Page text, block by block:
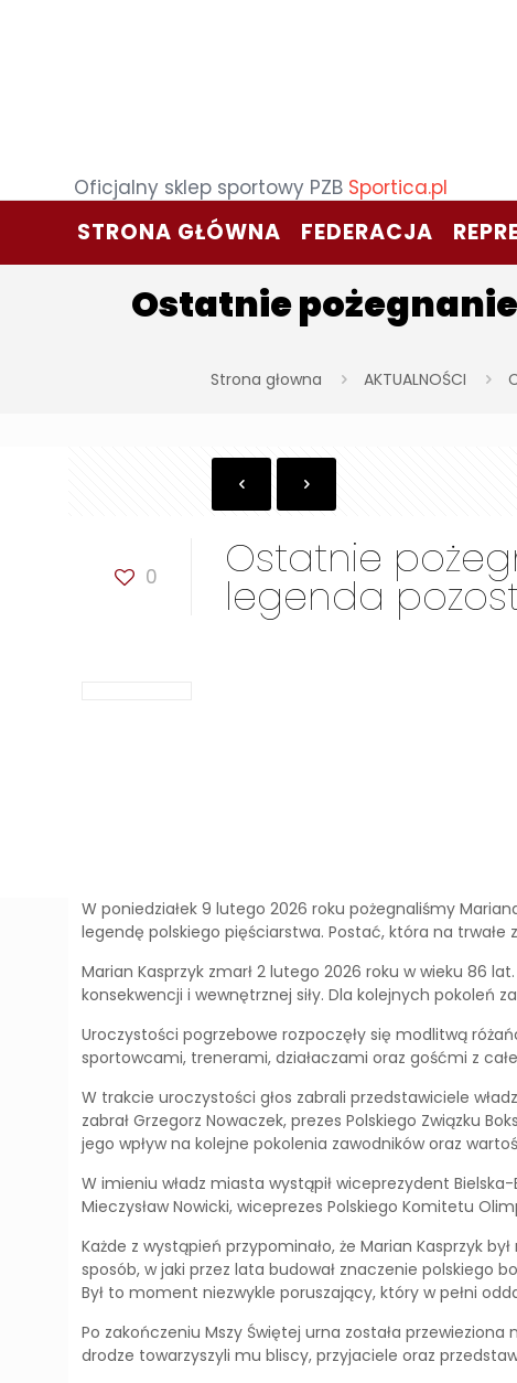
Oficjalny sklep sportowy PZB Sportica.pl
STRONA GŁÓWNA FEDERACJA
Ostatnie
Strona głowna AKTUALNOŚCI
0 Ostatnie
legenda
W poniedziałek 9 lutego 2026 roku pożegnaliśmy
legendę polskiego pięściarstwa. Postać, która na trwałe
Marian Kasprzyk zmarł 2 lutego 2026 roku w wieku 86
konsekwencji i wewnętrznej siły. Dla kolejnych
Uroczystości pogrzebowe rozpoczęły się modlitwą
sportowcami, trenerami, działaczami oraz gośćmi z
W trakcie uroczystości głos zabrali przedstawiciele
zabrał Grzegorz Nowaczek, prezes Polskiego Związku
jego wpływ na kolejne pokolenia zawodników oraz
W imieniu władz miasta wystąpił wiceprezydent Bielska-
Mieczysław Nowicki, wiceprezes Polskiego Komitetu
Każde z wystąpień przypominało, że Marian Kasprzyk
sposób, w jaki przez lata budował znaczenie polskiego
Był to moment niezwykle poruszający, który w pełni
Po zakończeniu Mszy Świętej urna została
drodze towarzyszyli mu bliscy, przyjaciele oraz